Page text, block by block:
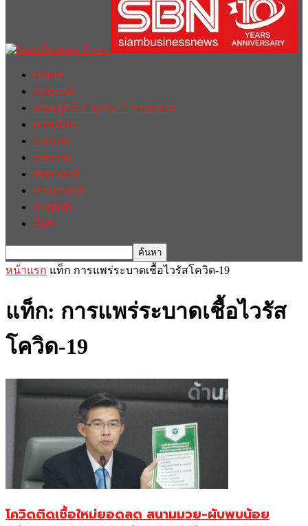
Home
ฮอตนิวส์
เศรษฐกิจ / ธุรกิจ / การตลาด
การเมือง
รายงาน
บทความ
สัมภาษณ์
ต่างประเทศ
english
อื่นๆ
หน้าแรก แท็ก การแพร่ระบาดเชื้อไวรัสโควิด-19
แท็ก: การแพร่ระบาดเชื้อไวรัส
โควิด-19
โควิดติดเชื้อใหม่ยอดลด สนามมวย-ผับพบน้อย